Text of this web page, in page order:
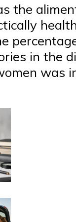
the
in the
was